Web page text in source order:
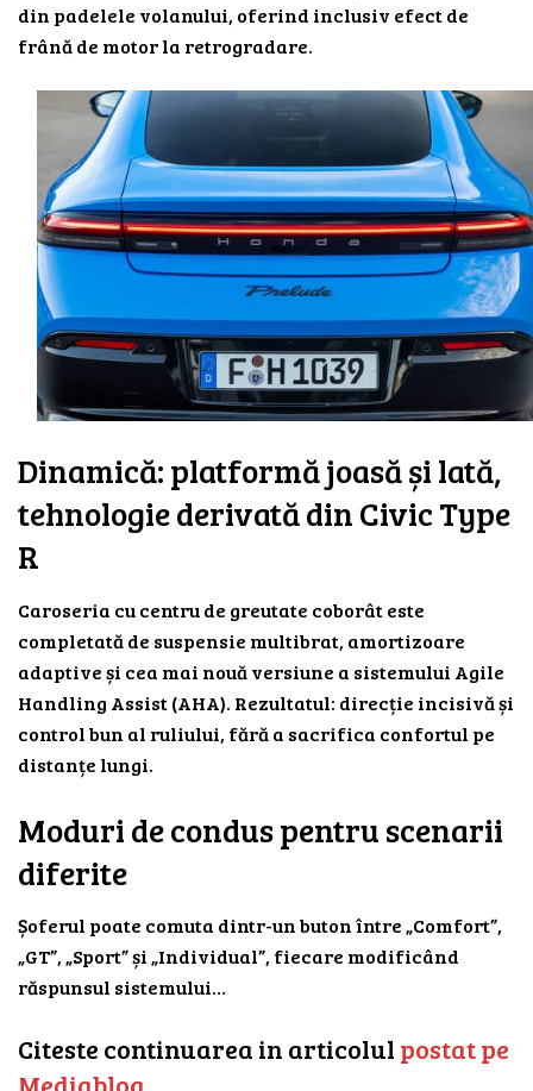
din padelele volanului, oferind inclusiv efect de
frână de motor la retrogradare.
Dinamică: platformă joasă și lată,
tehnologie derivată din Civic Type
R
Caroseria cu centru de greutate coborât este
completată de suspensie multibrat, amortizoare
adaptive și cea mai nouă versiune a sistemului Agile
Handling Assist (AHA). Rezultatul: direcție incisivă și
control bun al ruliului, fără a sacrifica confortul pe
distanțe lungi.
Moduri de condus pentru scenarii
diferite
Șoferul poate comuta dintr-un buton între „Comfort”,
„GT”, „Sport” și „Individual”, fiecare modificând
răspunsul sistemului…
Citeste continuarea in articolul postat pe